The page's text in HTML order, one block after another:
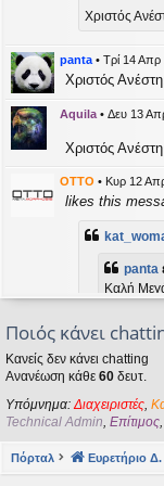
Χριστός
panta • Τρί 14
Χριστός
Aquila • Δευ 13
Χριστός
OTTO • Κυρ 12
likes this
panta
Καλή
Καλή
kat_woman•Τετ
panta
Καλή
Καλή
Ποιός κάνει
Κανείς δεν κάνει chatting
Ανανέωση κάθε 60 δευτ.
Υπόμνημα: Διαχειριστές
Technical Admin Επίτιμος
Πόρταλ Ευρετήριο